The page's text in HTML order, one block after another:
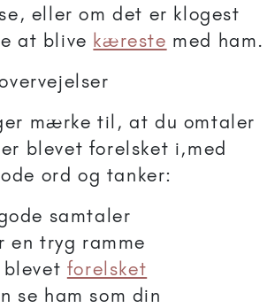
eller om det er klogest
at blive kæreste med ham.
mærke til, at du omtaler
blevet forelsket i,med
ord og tanker:
samtaler
en tryg ramme
blevet forelsket
se ham som din